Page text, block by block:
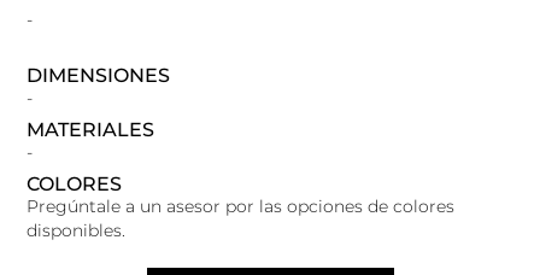
-
DIMENSIONES
-
MATERIALES
-
COLORES
Pregúntale a un asesor por las opciones de colores
disponibles.